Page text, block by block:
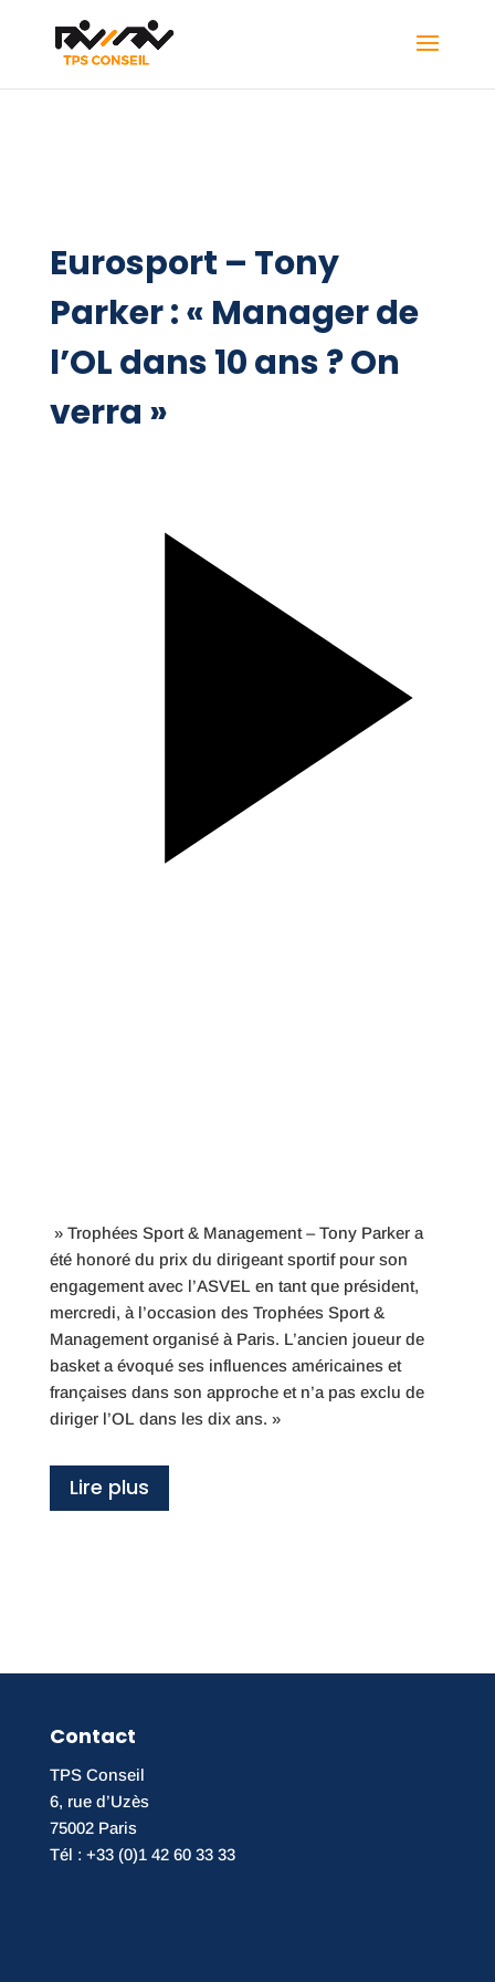
Eurosport – Tony
Parker : « Manager de
l’OL dans 10 ans ? On
verra »
» Trophées Sport & Management – Tony Parker a
été honoré du prix du dirigeant sportif pour son
engagement avec l’ASVEL en tant que président,
mercredi, à l’occasion des Trophées Sport &
Management organisé à Paris. L’ancien joueur de
basket a évoqué ses influences américaines et
françaises dans son approche et n’a pas exclu de
diriger l’OL dans les dix ans. »
Lire plus
Contact
TPS Conseil
6, rue d’Uzès
75002 Paris
Tél : +33 (0)1 42 60 33 33